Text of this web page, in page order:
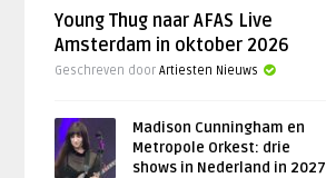
Young Thug naar AFAS Live
Amsterdam in oktober 2026
Geschreven doorArtiesten Nieuws
Madison Cunningham en
Metropole Orkest: drie
shows in Nederland in 2027